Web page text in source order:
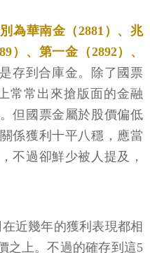
為華南金（2881）、兆
）、第一金（2892）、
存到合庫金。除了國票
常常出來搶版面的金融
但國票金屬於股價偏低
係獲利十平八穩，應當
不過卻鮮少被人提及，
近幾年的獲利表現都相
之上。不過的確存到這5